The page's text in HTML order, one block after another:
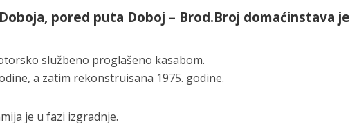
pored puta Doboj – Brod.Broj domaćinstava je
službeno proglašeno kasabom.
a zatim rekonstruisana 1975. godine.
je u fazi izgradnje.